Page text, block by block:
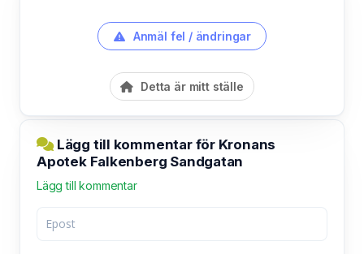
Anmäl fel / ändringar
Detta är mitt ställe
Lägg till kommentar för Kronans
Apotek Falkenberg Sandgatan
Lägg till kommentar